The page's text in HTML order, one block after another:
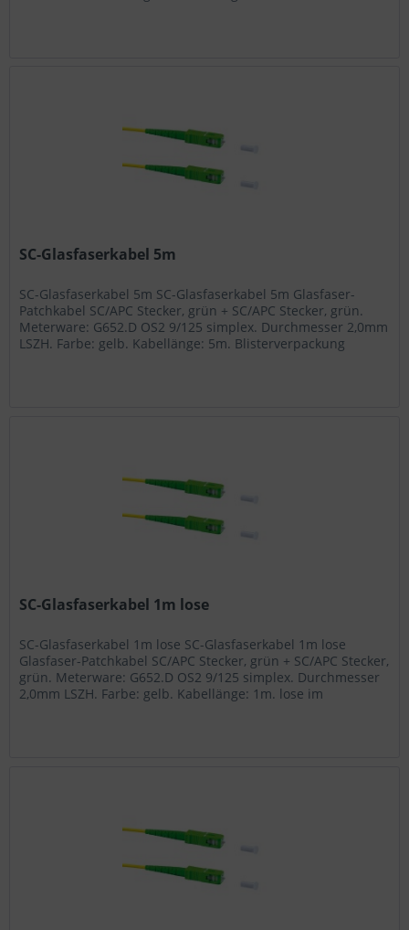
SC-Glasfaserkabel 5m
SC-Glasfaserkabel 5m SC-Glasfaserkabel 5m Glasfaser-
Patchkabel SC/APC Stecker, grün + SC/APC Stecker, grün.
Meterware: G652.D OS2 9/125 simplex. Durchmesser 2,0mm
LSZH. Farbe: gelb. Kabellänge: 5m. Blisterverpackung
SC-Glasfaserkabel 1m lose
SC-Glasfaserkabel 1m lose SC-Glasfaserkabel 1m lose
Glasfaser-Patchkabel SC/APC Stecker, grün + SC/APC Stecker,
grün. Meterware: G652.D OS2 9/125 simplex. Durchmesser
2,0mm LSZH. Farbe: gelb. Kabellänge: 1m. lose im